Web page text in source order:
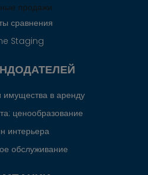
продажи
сравнения
Staging
имущества в аренду
ценообразование
интерьера
обслуживание